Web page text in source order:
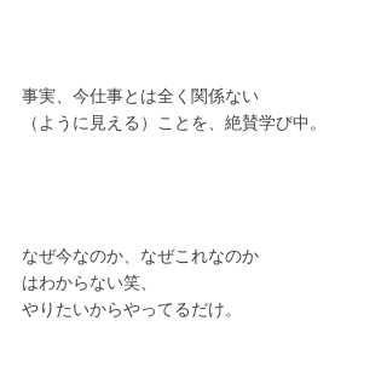
事実、今仕事とは全く関係ない
（ように見える）ことを、絶賛学び中。
なぜ今なのか、なぜこれなのか
はわからない笑、
やりたいからやってるだけ。